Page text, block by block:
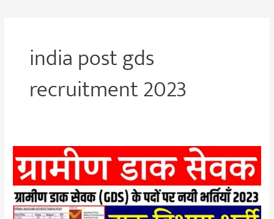
india post gds
recruitment 2023
Post
GDS
Online
Form